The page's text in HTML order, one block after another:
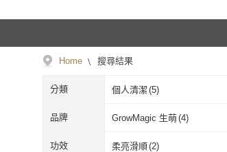
Home 搜尋結果
分類 個人清潔 (5)
品牌 GrowMagic 生萌(4)
GrowMagic 生萌
功效 柔亮滑順(2)